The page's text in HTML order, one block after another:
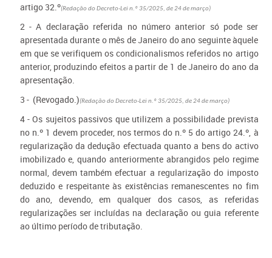
artigo 32.º(Redação do Decreto-Lei n.º 35/2025, de 24 de março)
2 - A declaração referida no número anterior só pode ser
apresentada durante o mês de Janeiro do ano seguinte àquele
em que se verifiquem os condicionalismos referidos no artigo
anterior, produzindo efeitos a partir de 1 de Janeiro do ano da
apresentação.
3 - (Revogado.)(Redação do Decreto-Lei n.º 35/2025, de 24 de março)
4 - Os sujeitos passivos que utilizem a possibilidade prevista
no n.º 1 devem proceder, nos termos do n.º 5 do artigo 24.º, à
regularização da dedução efectuada quanto a bens do activo
imobilizado e, quando anteriormente abrangidos pelo regime
normal, devem também efectuar a regularização do imposto
deduzido e respeitante às existências remanescentes no fim
do ano, devendo, em qualquer dos casos, as referidas
regularizações ser incluídas na declaração ou guia referente
ao último período de tributação.